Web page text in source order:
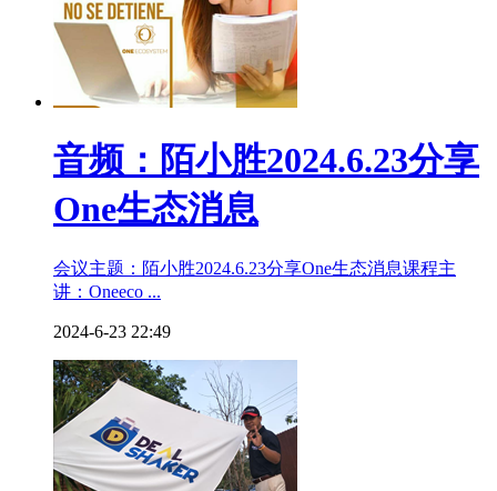
音频：陌小胜2024.6.23分享
One生态消息
会议主题：陌小胜2024.6.23分享One生态消息课程主
讲：Oneeco ...
2024-6-23 22:49